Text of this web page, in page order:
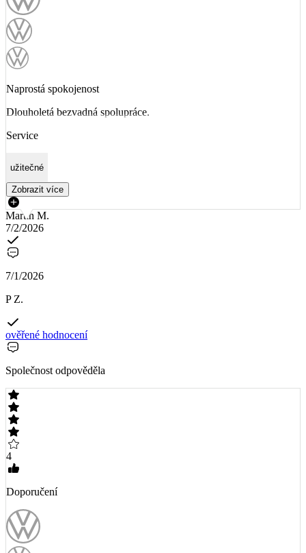
Naprostá spokojenost
Dlouholetá bezvadná spolupráce.
Service
užitečné
Zobrazit více
Martin M.
7/2/2026
7/1/2026
P Z.
ověřené hodnocení
Společnost odpověděla
4
Doporučení